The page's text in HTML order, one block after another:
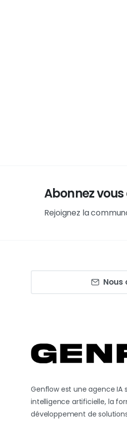
Abonnez
Rejoignez la
Genflow est une agence IA
intelligence artificielle, la
développement de